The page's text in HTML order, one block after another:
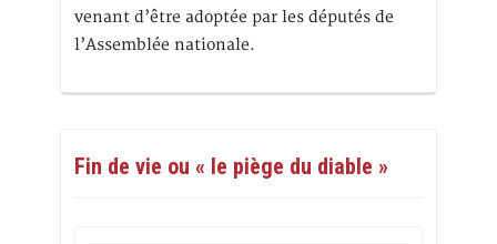
venant d’être adoptée par les députés de
l’Assemblée nationale.
Fin de vie ou « le piège du diable »